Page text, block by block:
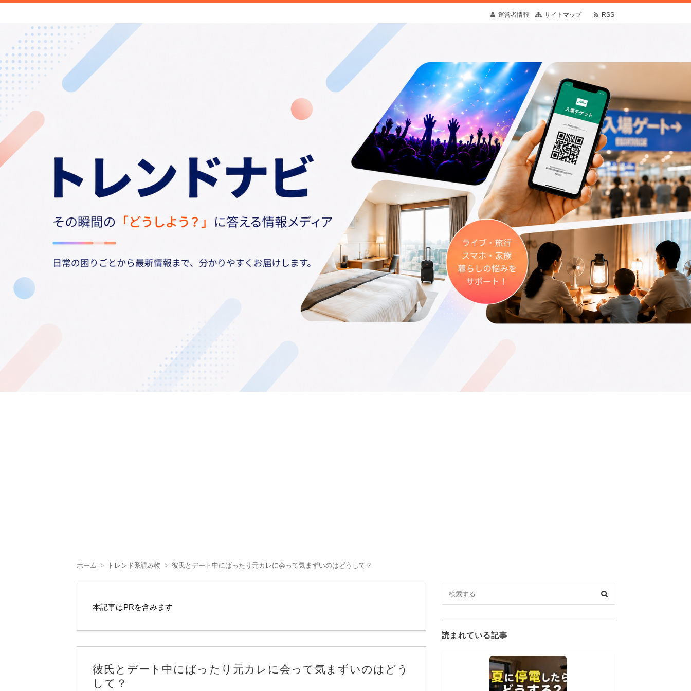
運営者情報 サイトマップ RSS
トレンドナビ｜旬の情報や話題の商品をお届けします
新商品や面白い話題など旬のトレンドをご紹介しています。みなさんが検索することこそトレンド。日常の疑問や予想外の出来事にも寄り添う情報を発
信します。
ホーム トレンド系読み物 彼氏とデート中にばったり元カレに会って気まずいのはどうして？
本記事はPRを含みます
彼氏とデート中にばったり元カレに会って気まずいのはどう
して？
読まれている記事